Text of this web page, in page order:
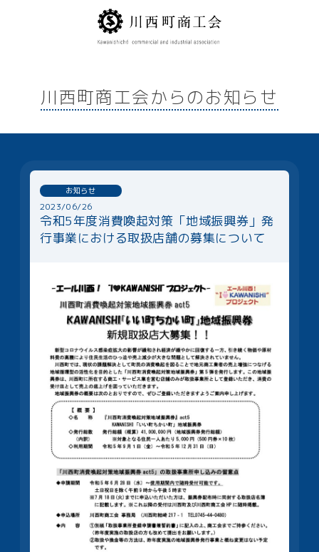
川西町商工会からのお知らせ
2023/06/26
令和5年度消費喚起対策「地域振興券」発
行事業における取扱店舗の募集について
お知らせ